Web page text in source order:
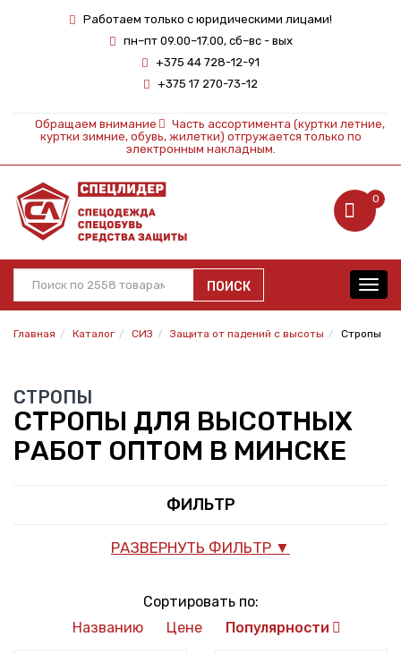
Работаем только с юридическими лицами!
пн–пт 09.00–17.00, сб–вс - вых
+375 44 728-12-91
+375 17 270-73-12
Обращаем внимание
Часть ассортимента (куртки летние,
куртки зимние, обувь, жилетки) отгружается только по
электронным накладным.
0
ПОИСК
Главная Каталог СИЗ Защита от падений с высоты Стропы
СТРОПЫ
СТРОПЫ ДЛЯ ВЫСОТНЫХ
РАБОТ ОПТОМ В МИНСКЕ
ФИЛЬТР
РАЗВЕРНУТЬ ФИЛЬТР ▼
Сортировать по:
Названию
Цене Популярности